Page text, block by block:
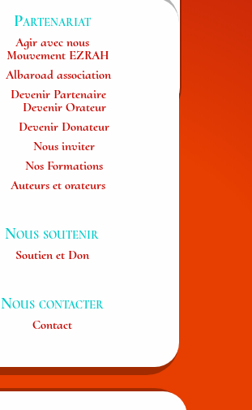
Partenariat
Agir avec nous
Mouvement EZRAH
Albaroad association
Devenir Partenaire
Devenir Orateur
Devenir Donateur
Nous inviter
Nos Formations
Auteurs et orateurs
Nous soutenir
Soutien et Don
Nous contacter
Contact